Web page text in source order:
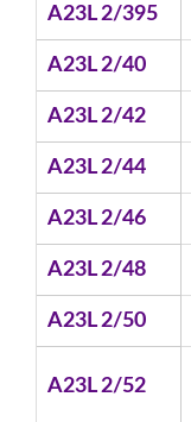
A23L 2/395
A23L 2/40
A23L 2/42
A23L 2/44
A23L 2/46
A23L 2/48
A23L 2/50
A23L 2/52